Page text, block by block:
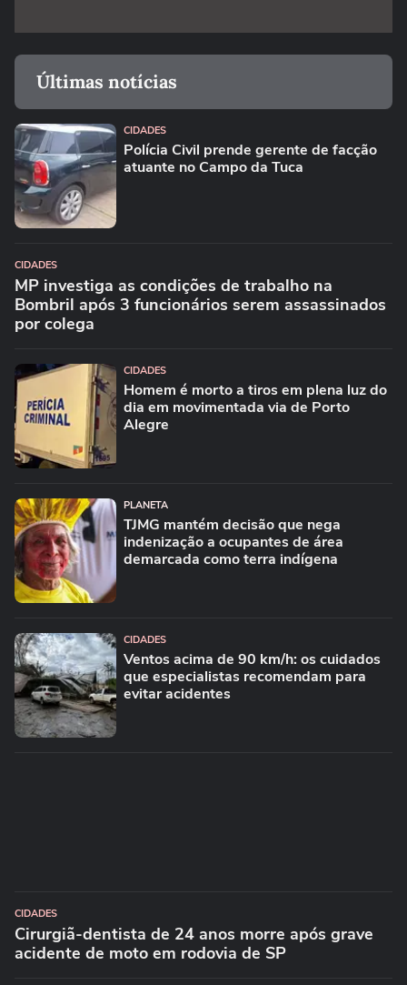
Últimas notícias
CIDADES
Polícia Civil prende gerente de facção
atuante no Campo da Tuca
CIDADES
MP investiga as condições de trabalho na
Bombril após 3 funcionários serem assassinados
por colega
CIDADES
Homem é morto a tiros em plena luz do
dia em movimentada via de Porto
Alegre
PLANETA
TJMG mantém decisão que nega
indenização a ocupantes de área
demarcada como terra indígena
CIDADES
Ventos acima de 90 km/h: os cuidados
que especialistas recomendam para
evitar acidentes
CIDADES
Cirurgiã-dentista de 24 anos morre após grave
acidente de moto em rodovia de SP